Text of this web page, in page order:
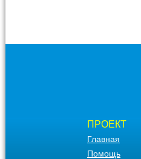
ПРОЕКТ
Главная
Помощь